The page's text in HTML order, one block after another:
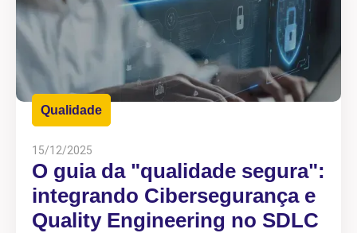
Qualidade
15/12/2025
O guia da "qualidade segura":
integrando Cibersegurança e
Quality Engineering no SDLC